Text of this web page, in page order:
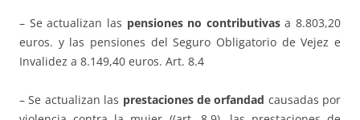
– Se actualizan las pensiones no contributivasa 8.803,20
euros. y las pensiones del Seguro Obligatorio de Vejez e
Invalidez a 8.149,40 euros. Art. 8.4
– Se actualizan las prestaciones de orfandad causadas por